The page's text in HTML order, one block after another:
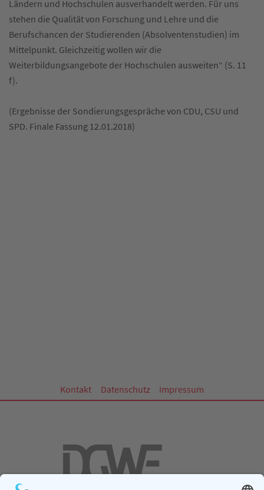
Ländern und Hochschulen ausverhandelt werden. Für uns
stehen die Qualität von Forschung und Lehre und die
Berufschancen der Studierenden (Absolventenstudien) im
Mittelpunkt. Gleichzeitig wollen wir die
Weiterbildungsangebote der Hochschulen ausweiten“ (S. 11
f).
(Ergebnisse der Sondierungsgespräche von CDU, CSU und
SPD. Finale Fassung 12.01.2018)
Kontakt Datenschutz Impressum